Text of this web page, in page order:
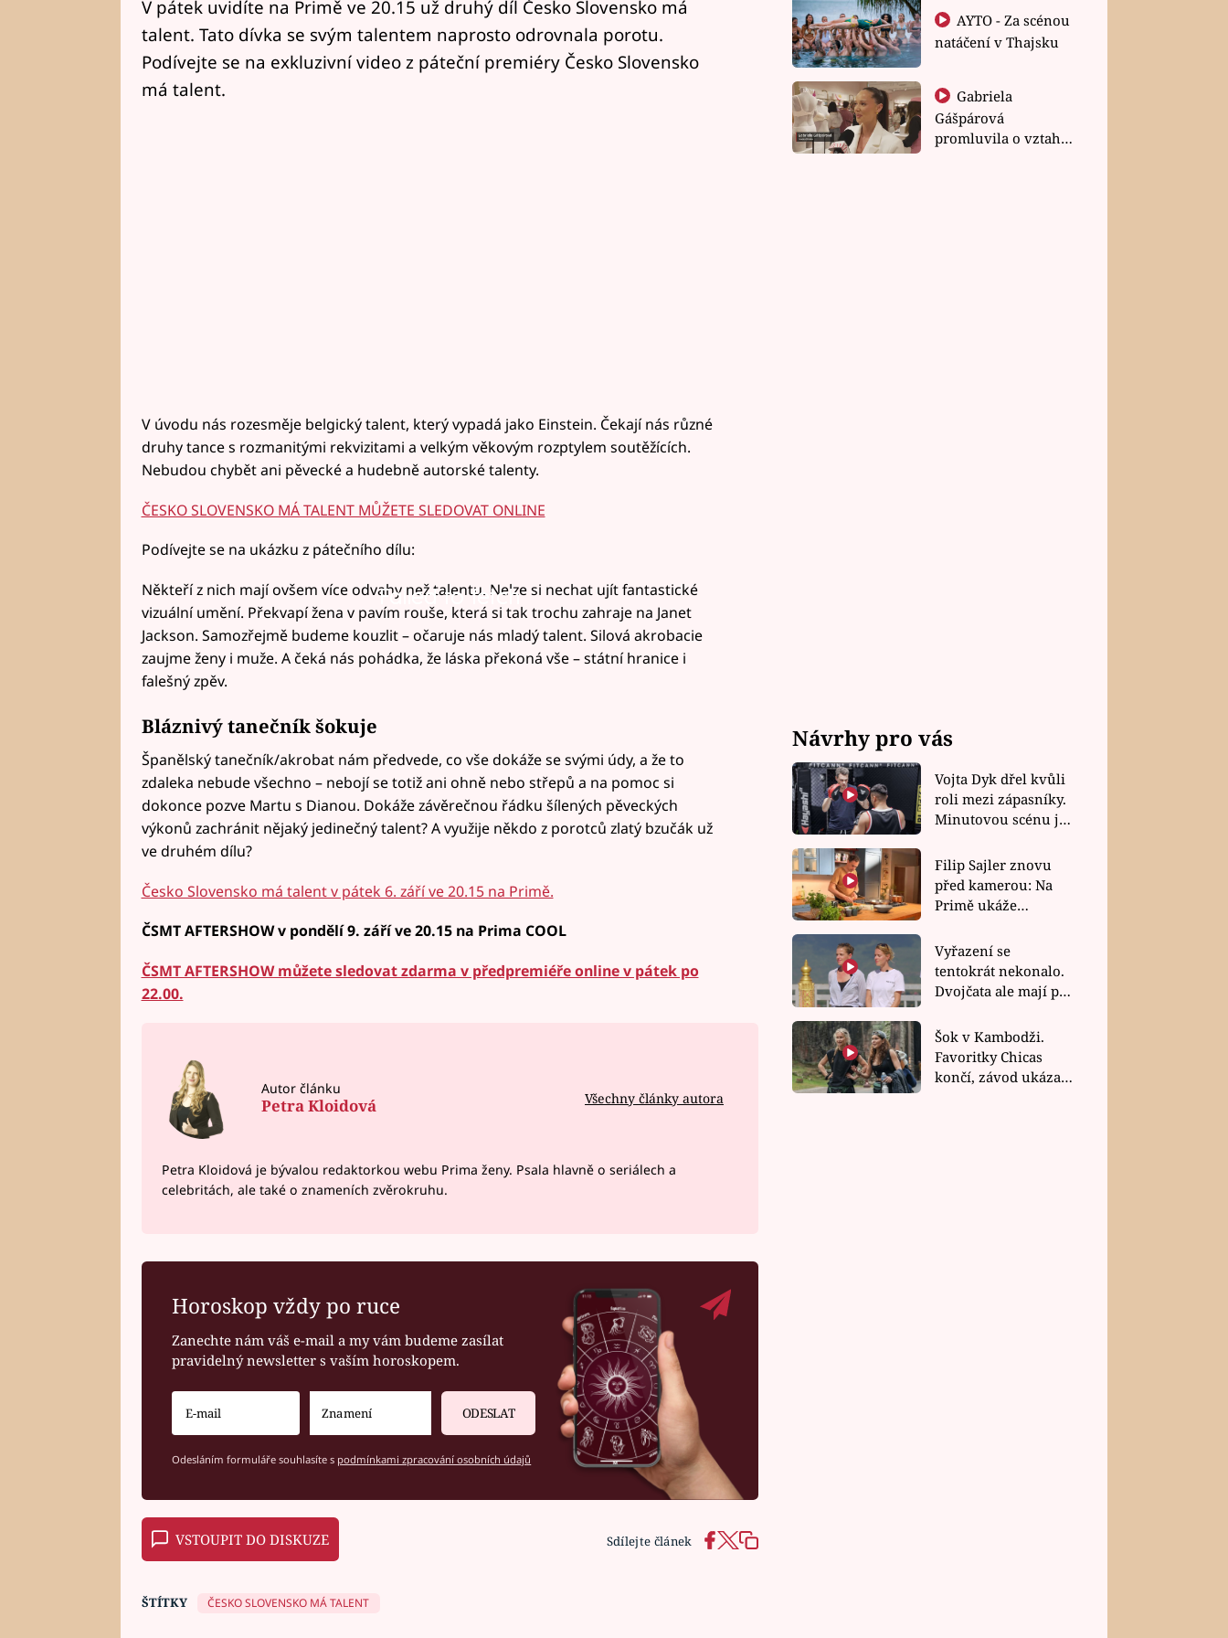
V pátek uvidíte na Primě ve 20.15 už druhý díl Česko Slovensko má
talent. Tato dívka se svým talentem naprosto odrovnala porotu.
Podívejte se na exkluzivní video z páteční premiéry Česko Slovensko
má talent.
V úvodu nás rozesměje belgický talent, který vypadá jako Einstein. Čekají nás různé
druhy tance s rozmanitými rekvizitami a velkým věkovým rozptylem soutěžících.
Nebudou chybět ani pěvecké a hudebně autorské talenty.
ČESKO SLOVENSKO MÁ TALENT MŮŽETE SLEDOVAT ONLINE
Podívejte se na ukázku z pátečního dílu:
Failed to fetch
Failed to fetch
Někteří z nich mají ovšem více odvahy než talentu. Nelze si nechat ujít fantastické
vizuální umění. Překvapí žena v pavím rouše, která si tak trochu zahraje na Janet
Jackson. Samozřejmě budeme kouzlit – očaruje nás mladý talent. Silová akrobacie
zaujme ženy i muže. A čeká nás pohádka, že láska překoná vše – státní hranice i
falešný zpěv.
Bláznivý tanečník šokuje
Španělský tanečník/akrobat nám předvede, co vše dokáže se svými údy, a že to
zdaleka nebude všechno – nebojí se totiž ani ohně nebo střepů a na pomoc si
dokonce pozve Martu s Dianou. Dokáže závěrečnou řádku šílených pěveckých
výkonů zachránit nějaký jedinečný talent? A využije někdo z porotců zlatý bzučák už
ve druhém dílu?
Česko Slovensko má talent v pátek 6. září ve 20.15 na Primě.
ČSMT AFTERSHOW v pondělí 9. září ve 20.15 na Prima COOL
ČSMT AFTERSHOW můžete sledovat zdarma v předpremiéře online v pátek po
22.00.
Autor článku
Petra Kloidová Všechny články autora
Petra Kloidová je bývalou redaktorkou webu Prima ženy. Psala hlavně o seriálech a
celebritách, ale také o znameních zvěrokruhu.
Horoskop vždy po ruce
Zanechte nám váš e-mail a my vám budeme zasílat
pravidelný newsletter s vaším horoskopem.
ODESLAT
Odesláním formuláře souhlasíte s podmínkami zpracování osobních údajů
VSTOUPIT DO DISKUZE Sdílejte článek
ŠTÍTKY ČESKO SLOVENSKO MÁ TALENT
natáčení v Thajsku
Gabriela
Gášpárová
promluvila o vztahu
Návrhy pro vás
Vojta Dyk dřel kvůli
roli mezi zápasníky.
Minutovou scénu jel
Filip Sajler znovu
před kamerou: Na
Primě ukáže
rychlé recepty
Vyřazení se
tentokrát nekonalo.
Dvojčata ale mají po
závodu nůž na krku
Šok v Kambodži.
Favoritky Chicas
končí, závod ukázal